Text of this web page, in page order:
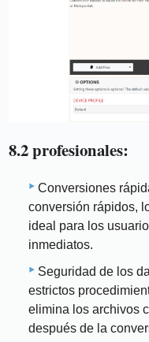
8.2 profesionales:
Conversiones
conversión rápidos,
ideal para los
inmediatos.
Seguridad de los
estrictos
elimina los archivos
después de la